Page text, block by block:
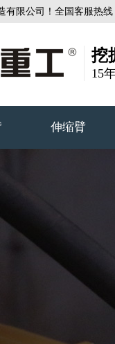
限公司！全国客服热线
挖
15
伸缩臂